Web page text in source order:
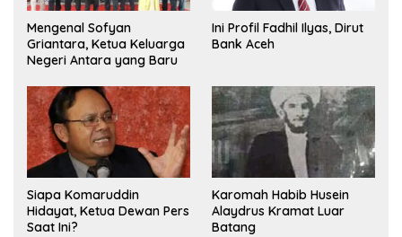
Mengenal Sofyan
Griantara, Ketua Keluarga
Negeri Antara yang Baru
Ini Profil Fadhil Ilyas, Dirut
Bank Aceh
Siapa Komaruddin
Hidayat, Ketua Dewan Pers
Saat Ini?
Karomah Habib Husein
Alaydrus Kramat Luar
Batang